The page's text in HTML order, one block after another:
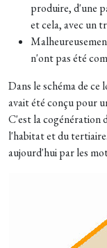
produire, d'une
et cela, avec un
n'ont pas été
Dans le schéma de ce
avait été conçu pour
C'est la cogénération
l'habitat et du
aujourd'hui par les